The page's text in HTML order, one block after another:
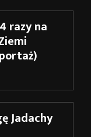
razy na
Jadachy